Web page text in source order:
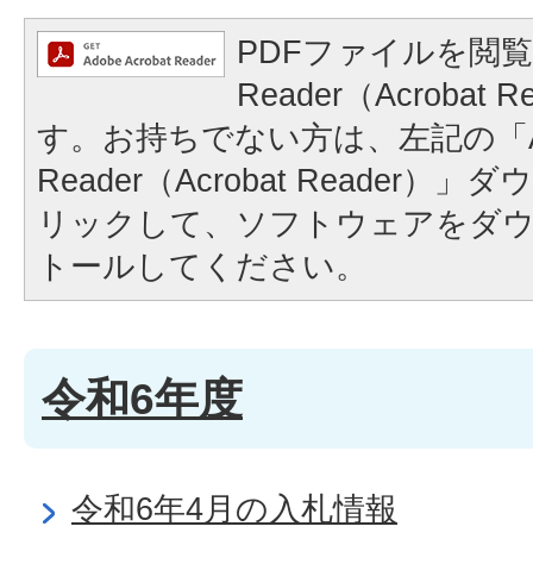
PDFファイルを閲
Reader（Acrobat
す。お持ちでない方は、左記の
Reader（Acrobat Reader）」ダ
リックして、ソフトウェアをダ
トールしてください。
令和6年度
令和6年4月の入札情報